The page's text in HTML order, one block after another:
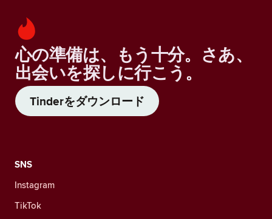
心の準備は、もう十分。さあ、
出会いを探しに行こう。
Tinderをダウンロード
SNS
Instagram
TikTok